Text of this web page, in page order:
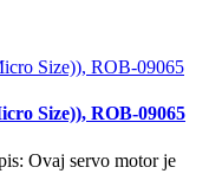
Size)), ROB-09065
Ovaj servo motor je